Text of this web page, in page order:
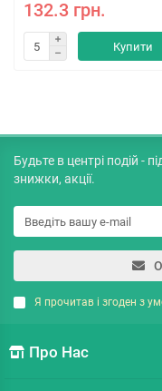
132.3 грн.
Купити
Будьте в центрі подій -
знижки, акції.
Я прочитав і згоден з
Про Нас